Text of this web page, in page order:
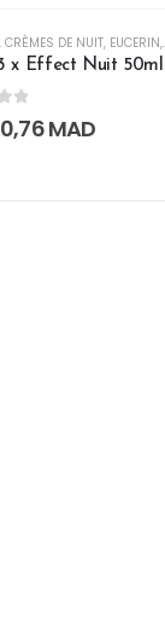
, CRÈMES DE NUIT, EUCERIN,
x Effect Nuit 50ml
5 MAD